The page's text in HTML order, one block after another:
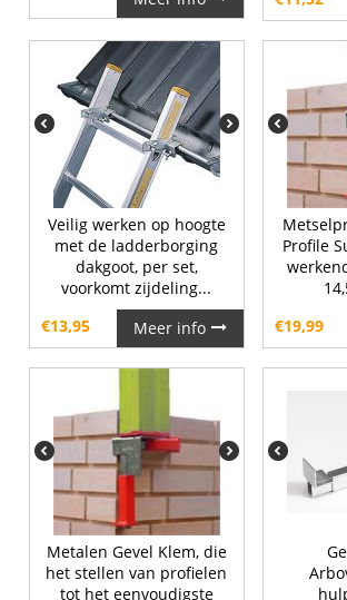
Veilig werken op hoogte
met de ladderborging
dakgoot, per set,
voorkomt zijdeling...
€13,95 Meer info
Profile
€19,99
Metalen Gevel Klem, die
het stellen van profielen
tot het eenvoudigste